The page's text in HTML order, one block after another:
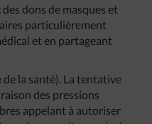
dons de masques et
particulièrement
et en partageant
la santé). La tentative
des pressions
appelant à autoriser